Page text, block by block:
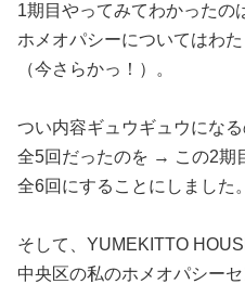
1期目やってみてわかったの
ホメオパシーについてはわ
（今さらかっ！）。
つい内容ギュウギュウになる
全5回だったのを → この2期
全6回にすることにしました。
そして、YUMEKITTO
中央区の私のホメオパシー